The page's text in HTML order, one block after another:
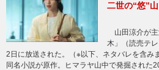
二世の“悠”
山田涼介が主
木」（読売テ
2日に放送された。（※以下、ネタバレを含
同名小説が原作。ヒマラヤ山中で発掘された